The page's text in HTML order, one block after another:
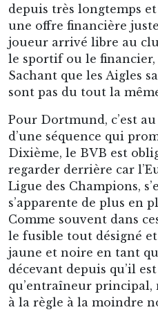
depuis très longtemps
une offre financière
joueur arrivé libre au
le sportif ou le
Sachant que les Aigles
sont pas du tout la
Pour Dortmund, c’est
d’une séquence qui
Dixième, le BVB est
regarder derrière car
Ligue des Champions,
s’apparente de plus en
Comme souvent dans
le fusible tout désigné
jaune et noire en tant
décevant depuis qu’il
qu’entraîneur principal,
à la règle à la moindre